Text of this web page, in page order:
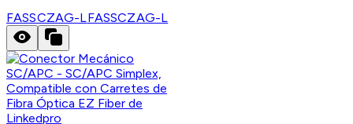
FASSCZAG-LFASSCZAG-L